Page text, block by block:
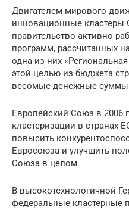
Двигателем мирового
инновационные кластеры
правительство активно
программ, рассчитанных
одна из них
этой целью из бюджета
весомые денежные
Европейский Союз в 2006
кластеризации в странах
повысить
Евросоюза и улучшить
Союза в целом.
В высокотехнологичной
федеральные кластерные